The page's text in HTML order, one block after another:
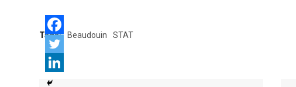
Tags: Beaudouin STAT